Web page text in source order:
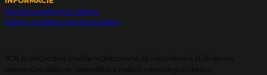
Ochrana osobných údajov
Súbory cookies a správa súhlasu
JCB je obchodná značka registrovaná jej vlastníkmi a slúži len na
referenčné účely pri identifikácií našich náhradných dielov.